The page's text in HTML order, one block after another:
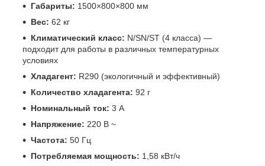
Габариты: 1500×800×800 мм
Вес: 62 кг
Климатический класс: N/SN/ST (4 класса) —
подходит для работы в различных температурных
условиях
Хладагент: R290 (экологичный и эффективный)
Количество хладагента: 92 г
Номинальный ток: 3 А
Напряжение: 220 В ~
Частота: 50 Гц
Потребляемая мощность: 1,58 кВт/ч